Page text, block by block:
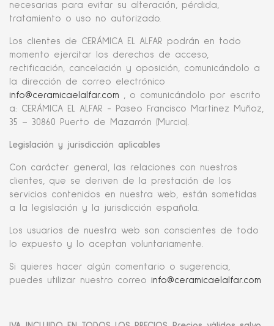
necesarias para evitar su alteración, pérdida,
tratamiento o uso no autorizado.
Los clientes de CERÁMICA EL ALFAR podrán en todo
momento ejercitar los derechos de acceso,
rectificación, cancelación y oposición, comunicándolo a
la dirección de correo electrónico
info@ceramicaelalfar.com , o comunicándolo por escrito
a: CERÁMICA EL ALFAR - Paseo Francisco Martinez Muñoz,
35 – 30860 Puerto de Mazarrón (Murcia).
Legislación y jurisdicción aplicables
Con carácter general, las relaciones con nuestros
clientes, que se deriven de la prestación de los
servicios contenidos en nuestra web, están sometidas
a la legislación y la jurisdicción española.
Los usuarios de nuestra web son conscientes de todo
lo expuesto y lo aceptan voluntariamente.
Si quieres hacer algún comentario o sugerencia,
puedes utilizar nuestro correo info@ceramicaelalfar.com